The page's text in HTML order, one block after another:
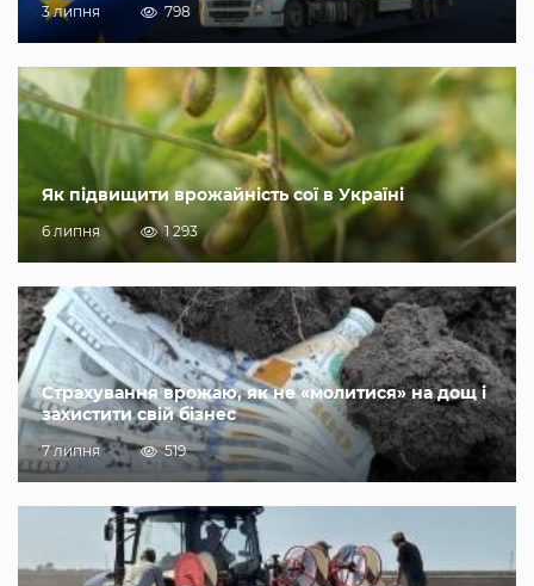
3 липня 798
Як підвищити врожайність сої в Україні
6 липня 1 293
Страхування врожаю, як не «молитися» на дощ і
захистити свій бізнес
7 липня 519